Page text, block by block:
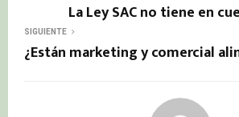
La Ley SAC no tiene en
SIGUIENTE
¿Están marketing y comercial